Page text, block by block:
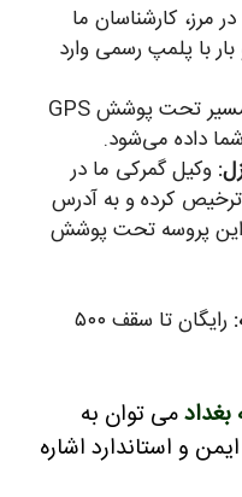
در مرز، کارشناسان ما
با پلمپ رسمی وارد
کل مسیر تحت پوشش GPS
داده می‌شود.
وکیل گمرکی ما در
ترخیص کرده و به آدرس
پروسه تحت پوشش
رایگان تا سقف ۵۰۰
می توان به
و استاندارد اشاره